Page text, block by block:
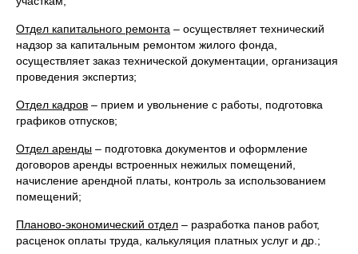
Отдел капитального ремонта – осуществляет технический
надзор за капитальным ремонтом жилого фонда,
осуществляет заказ технической документации, организация
проведения экспертиз;
Отдел кадров – прием и увольнение с работы, подготовка
графиков отпусков;
Отдел аренды – подготовка документов и оформление
договоров аренды встроенных нежилых помещений,
начисление арендной платы, контроль за использованием
помещений;
Планово-экономический отдел – разработка панов работ,
расценок оплаты труда, калькуляция платных услуг и др.;